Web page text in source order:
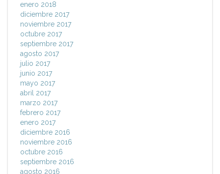
enero 2018
diciembre 2017
noviembre 2017
octubre 2017
septiembre 2017
agosto 2017
julio 2017
junio 2017
mayo 2017
abril 2017
marzo 2017
febrero 2017
enero 2017
diciembre 2016
noviembre 2016
octubre 2016
septiembre 2016
agosto 2016